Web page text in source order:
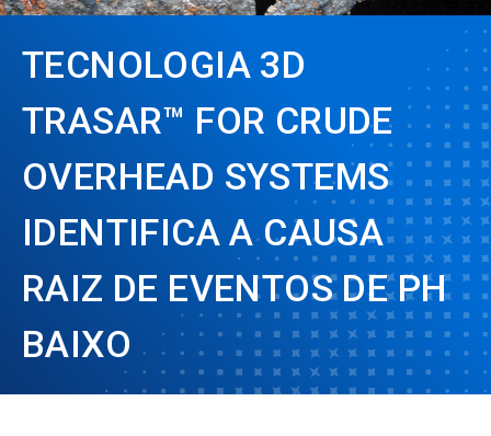
TECNOLOGIA 3D
TRASAR™ FOR CRUDE
OVERHEAD SYSTEMS
IDENTIFICA A CAUSA
RAIZ DE EVENTOS DE PH
BAIXO